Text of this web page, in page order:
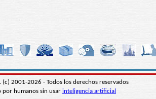
(c) 2001-2026 - Todos los derechos reservados
por humanos sin usar inteligencia artificial